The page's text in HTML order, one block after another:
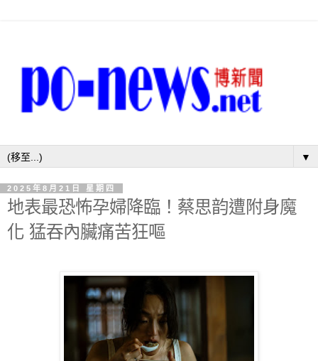
▼
2025年8月21日 星期四
地表最恐怖孕婦降臨！蔡思韵遭附身魔
化 猛吞內臟痛苦狂嘔